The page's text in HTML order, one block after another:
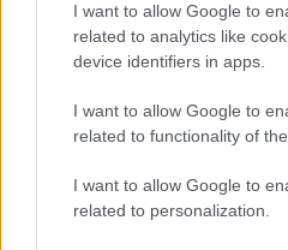
I want to allow Google to
related to analytics like
device identifiers in apps.
I want to allow Google to
related to functionality of
I want to allow Google to
related to personalization.
Nincs egy gazdag
beszállna 1-2 millával?
felköltöztetése albérletekbe
tolerancia álságos máza
össze az (amúgy persze
lakosok körében.
lenne! Szervezés asszem
oldalról!